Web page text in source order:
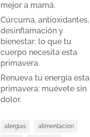
mejor a mamá.
Cúrcuma, antioxidantes,
desinflamación y
bienestar: lo que tu
cuerpo necesita esta
primavera.
Renueva tu energía esta
primavera: muévete sin
dolor.
alergias alimentacion